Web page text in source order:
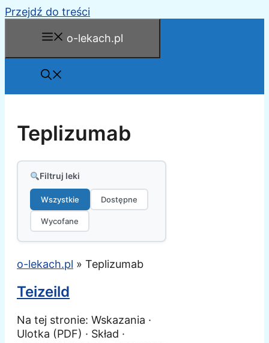
Przejdź do treści
o-lekach.pl
Teplizumab
Filtruj leki
Wszystkie Dostępne
Wycofane
o-lekach.pl » Teplizumab
Teizeild
Na tej stronie: Wskazania ·
Ulotka (PDF) · Skład ·